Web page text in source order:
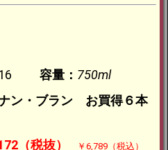
容量： 750ml
ン・ブラン お買得６本
（税抜）
￥6,789（税込）